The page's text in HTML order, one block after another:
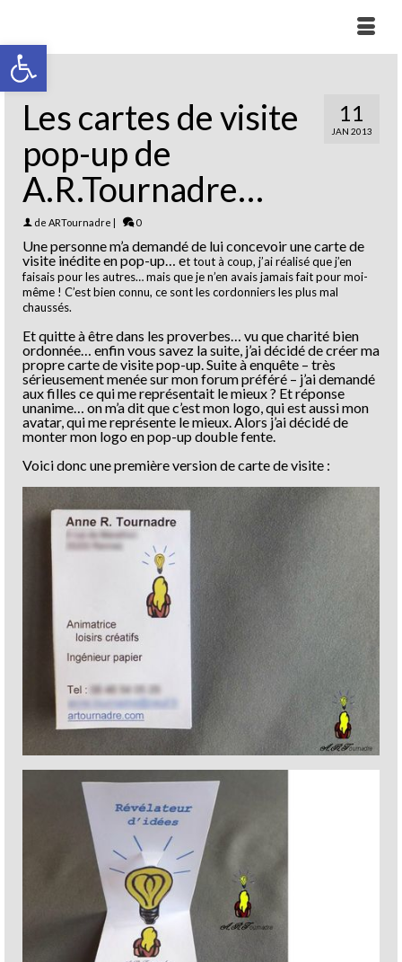
Ouvrir la barre d’outils
11
JAN 2013
Les cartes de visite
pop-up de
A.R.Tournadre…
de ARTournadre | 0
Une personne m’a demandé de lui concevoir une carte de
visite inédite en pop-up… et tout à coup, j’ai réalisé que j’en
faisais pour les autres… mais que je n’en avais jamais fait pour moi-
même ! C’est bien connu, ce sont les cordonniers les plus mal
chaussés.
Et quitte à être dans les proverbes… vu que charité bien
ordonnée… enfin vous savez la suite, j’ai décidé de créer ma
propre carte de visite pop-up. Suite à enquête – très
sérieusement menée sur mon forum préféré – j’ai demandé
aux filles ce qui me représentait le mieux ? Et réponse
unanime… on m’a dit que c’est mon logo, qui est aussi mon
avatar, qui me représente le mieux. Alors j’ai décidé de
monter mon logo en pop-up double fente.
Voici donc une première version de carte de visite :